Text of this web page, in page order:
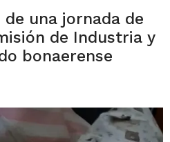
una jornada de
de Industria y
bonaerense